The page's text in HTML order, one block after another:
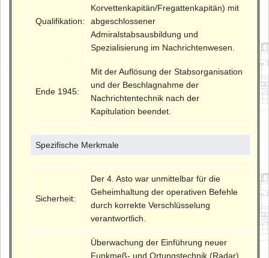
Qualifikation:
Korvettenkapitän/Fregattenkapitän) mit
abgeschlossener
Admiralstabsausbildung und
Spezialisierung im Nachrichtenwesen.
Ende 1945:
Mit der Auflösung der Stabsorganisation
und der Beschlagnahme der
Nachrichtentechnik nach der
Kapitulation beendet.
Spezifische Merkmale
Sicherheit:
Der 4. Asto war unmittelbar für die
Geheimhaltung der operativen Befehle
durch korrekte Verschlüsselung
verantwortlich.
Überwachung der Einführung neuer
Funkmeß- und Ortungstechnik (Radar)